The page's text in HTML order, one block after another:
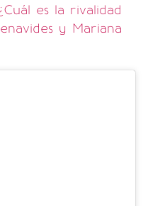
es la rivalidad
y Mariana